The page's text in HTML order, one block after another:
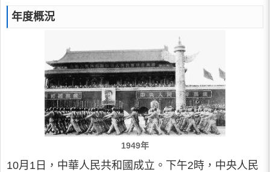
年度概況
1949年
10月1日，中華人民共和國成立。下午2時，中央人民